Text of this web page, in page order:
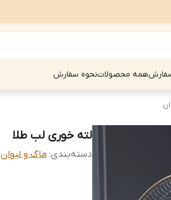
همه محصولاتنحوه سفارش
لته خوری لب طلا
دسته‌بندی: ماگ و لیوان